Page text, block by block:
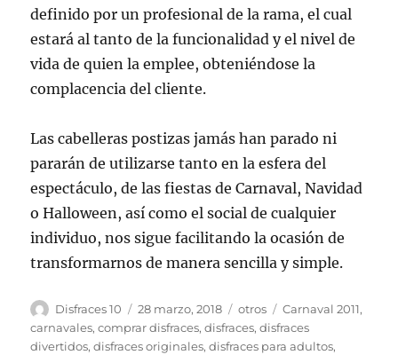
definido por un profesional de la rama, el cual
estará al tanto de la funcionalidad y el nivel de
vida de quien la emplee, obteniéndose la
complacencia del cliente.
Las cabelleras postizas jamás han parado ni
pararán de utilizarse tanto en la esfera del
espectáculo, de las fiestas de Carnaval, Navidad
o Halloween, así como el social de cualquier
individuo, nos sigue facilitando la ocasión de
transformarnos de manera sencilla y simple.
Autor
Disfraces 10
Publicado
el
28 marzo, 2018 Categorías
otros Etiquetas
Carnaval 2011,
carnavales,comprar disfraces,disfraces,disfraces
divertidos,disfraces originales,disfraces para adultos,